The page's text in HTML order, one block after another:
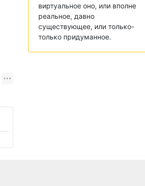
виртуальное оно, или вполне
реальное, давно
существующее, или только-
только придуманное.